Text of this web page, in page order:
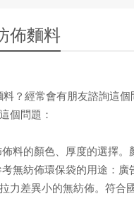
佈麵料
？經常會有朋友諮詢這
個問題：
料的顏色、厚度的選擇。
無紡佈環保袋的用途：
力差異小的無紡佈。符合